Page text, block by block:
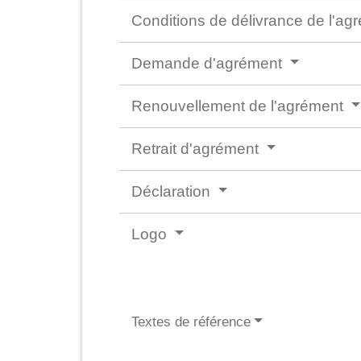
Conditions de délivrance de
Demande d'agrément
Renouvellement de l'agrément
Retrait d'agrément
Déclaration
Logo
Textes de référence